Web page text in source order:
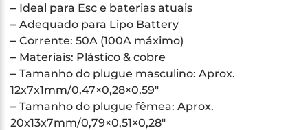
– Ideal para Esc e baterias atuais
– Adequado para Lipo Battery
– Corrente: 50A (100A máximo)
– Materiais: Plástico & cobre
– Tamanho do plugue masculino: Aprox.
12x7x1mm/0,47×0,28×0,59″
– Tamanho do plugue fêmea: Aprox.
20x13x7mm/0,79×0,51×0,28″